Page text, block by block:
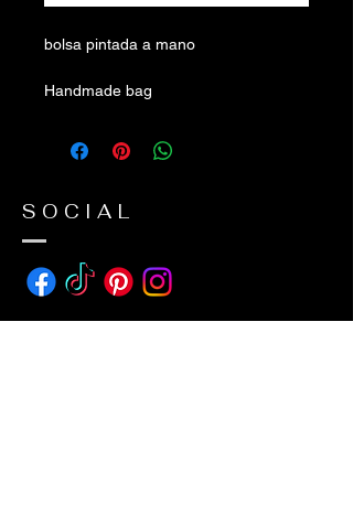
bolsa pintada a mano
Handmade bag
SOCIAL